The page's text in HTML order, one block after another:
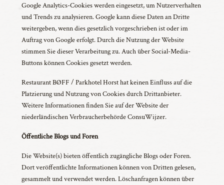
Google Analytics-Cookies werden eingesetzt, um Nutzerverhalten
und Trends zu analysieren. Google kann diese Daten an Dritte
weitergeben, wenn dies gesetzlich vorgeschrieben ist oder im
Auftrag von Google erfolgt. Durch die Nutzung der Website
stimmen Sie dieser Verarbeitung zu. Auch über Social-Media-
Buttons können Cookies gesetzt werden.
Restaurant BØFF / Parkhotel Horst hat keinen Einfluss auf die
Platzierung und Nutzung von Cookies durch Drittanbieter.
Weitere Informationen finden Sie auf der Website der
niederländischen Verbraucherbehörde ConsuWijzer.
Öffentliche Blogs und Foren
Die Website(s) bieten öffentlich zugängliche Blogs oder Foren.
Dort veröffentlichte Informationen können von Dritten gelesen,
gesammelt und verwendet werden. Löschanfragen können über